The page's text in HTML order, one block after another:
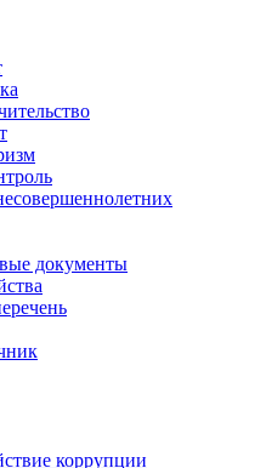
документы
коррупции